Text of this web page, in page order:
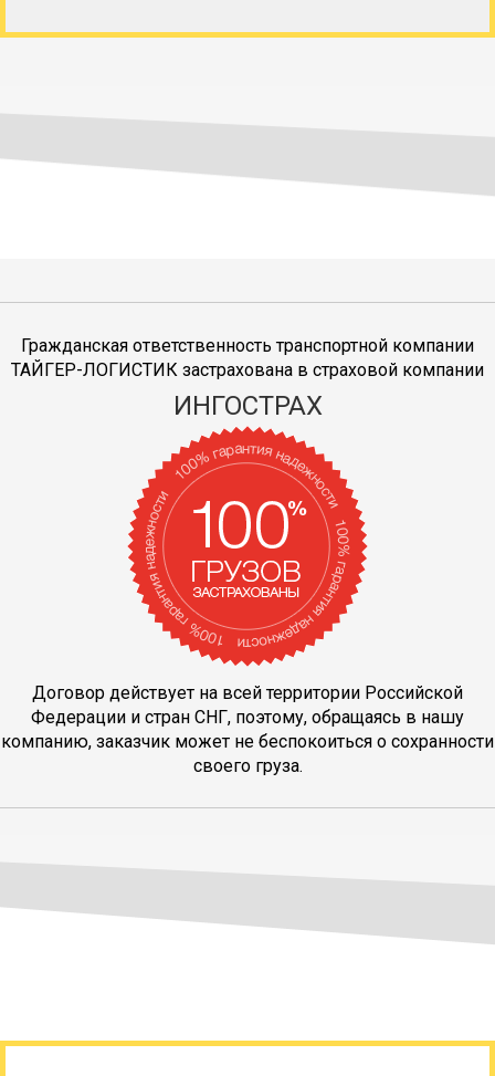
Гражданская ответственность транспортной компании
ТАЙГЕР-ЛОГИСТИК застрахована в страховой компании
ИНГОСТРАХ
Договор действует на всей территории Российской
Федерации и стран СНГ, поэтому, обращаясь в нашу
компанию, заказчик может не беспокоиться о сохранности
своего груза.